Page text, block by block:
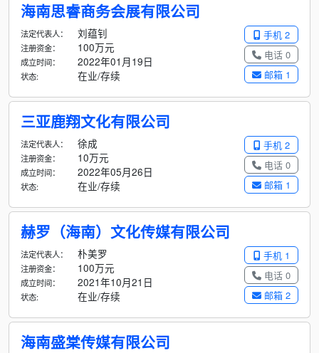
海南思睿商务会展有限公司
手机 2
电话 0
邮箱 1
法定代表人： 刘蕴钊
注册资金： 100万元
成立时间： 2022年01月19日
状态: 在业/存续
三亚鹿翔文化有限公司
手机 2
电话 0
邮箱 1
法定代表人： 徐成
注册资金： 10万元
成立时间： 2022年05月26日
状态: 在业/存续
赫罗（海南）文化传媒有限公司
手机 1
电话 0
邮箱 2
法定代表人： 朴美罗
注册资金： 100万元
成立时间： 2021年10月21日
状态: 在业/存续
海南盛棠传媒有限公司